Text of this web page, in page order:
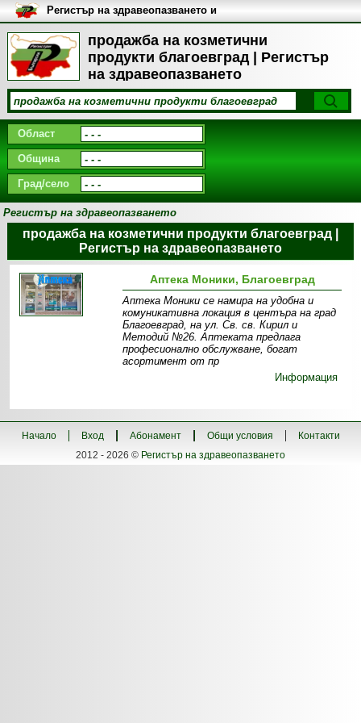
продажба на козметични
продукти благоевград | Регистър
на здравеопазването
Регистър на здравеопазването и
медицинските заведения в
България
Област
Община
Град/село
Регистър на здравеопазването
продажба на козметични продукти благоевград |
Регистър на здравеопазването
Аптека Моники, Благоевград
Аптека Моники се намира на удобна и
комуникативна локация в центъра на град
Благоевград, на ул. Св. св. Кирил и
Методий №26. Аптеката предлага
професионално обслужване, богат
асортимент от пр
Информация
Начало Вход Абонамент Общи условия
Контакти
2012 - 2026 © Регистър на здравеопазването